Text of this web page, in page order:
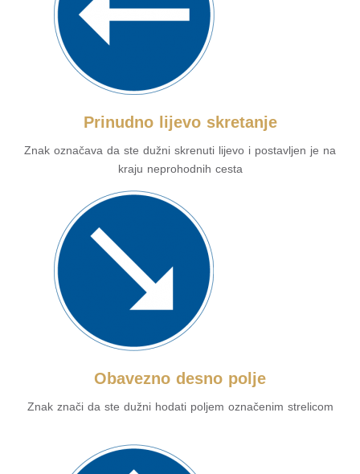
Prinudno lijevo skretanje
Znak označava da ste dužni skrenuti lijevo i postavljen je na
kraju neprohodnih cesta
Obavezno desno polje
Znak znači da ste dužni hodati poljem označenim strelicom